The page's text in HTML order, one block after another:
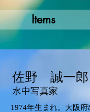
Items
佐野 誠一郎
水中写真家
1974年生まれ。大阪府